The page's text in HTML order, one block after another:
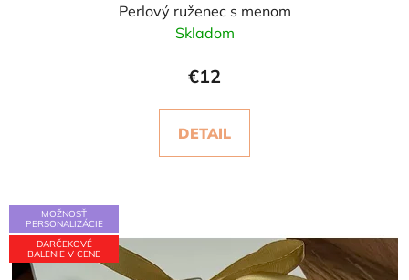
Perlový ruženec s menom
Skladom
€12
DETAIL
MOŽNOSŤ
PERSONALIZÁCIE
DARČEKOVÉ
BALENIE V CENE